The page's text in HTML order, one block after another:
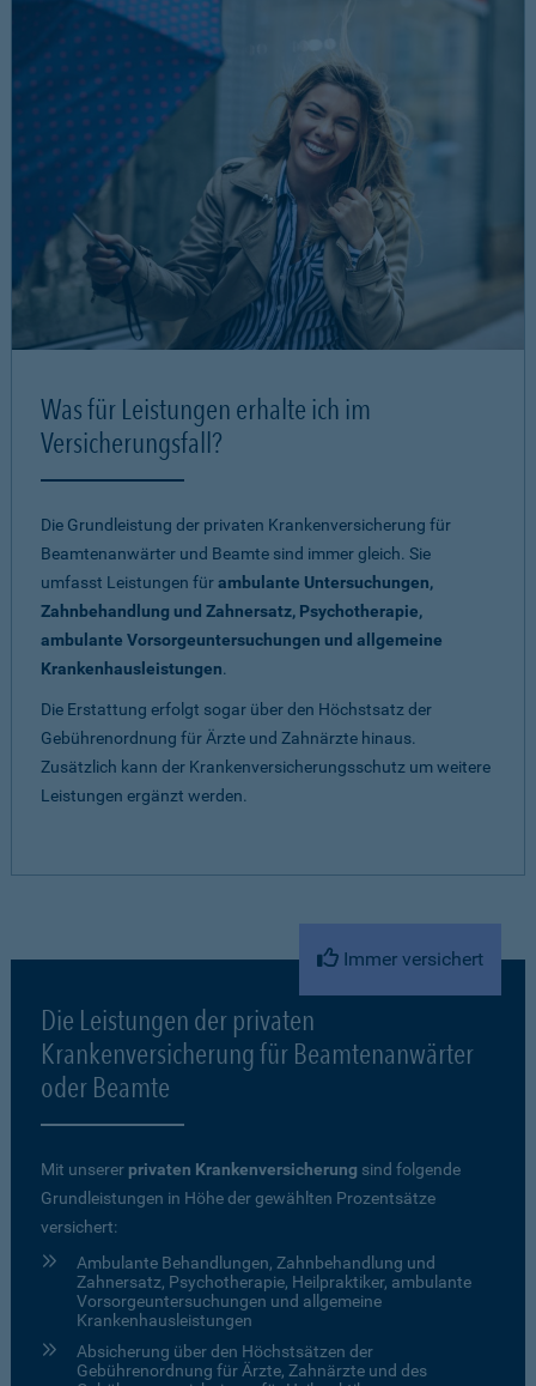
Was für Leistungen erhalte ich im
Versicherungsfall?
Die Grundleistung der privaten Krankenversicherung für
Beamtenanwärter und Beamte sind immer gleich. Sie
umfasst Leistungen fürambulante Untersuchungen,
Zahnbehandlung und Zahnersatz, Psychotherapie,
ambulante Vorsorgeuntersuchungen und allgemeine
Krankenhausleistungen.
Die Erstattung erfolgt sogar über den Höchstsatz der
Gebührenordnung für Ärzte und Zahnärzte hinaus.
Zusätzlich kann der Krankenversicherungsschutz um weitere
Leistungen ergänzt werden.
Immer versichert
Die Leistungen der privaten
Krankenversicherung für Beamtenanwärter
oder Beamte
Mit unserer privaten Krankenversicherung sind folgende
Grundleistungen in Höhe der gewählten Prozentsätze
versichert:
Ambulante Behandlungen, Zahnbehandlung und
Zahnersatz, Psychotherapie, Heilpraktiker, ambulante
Vorsorgeuntersuchungen und allgemeine
Krankenhausleistungen
Absicherung über den Höchstsätzen der
Gebührenordnung für Ärzte, Zahnärzte und des